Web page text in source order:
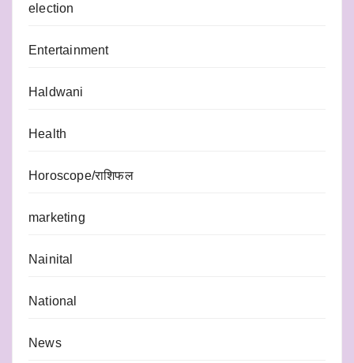
election
Entertainment
Haldwani
Health
Horoscope/राशिफल
marketing
Nainital
National
News